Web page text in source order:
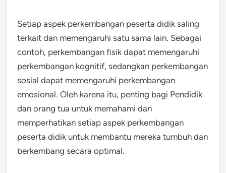
Setiap aspek perkembangan peserta didik saling
terkait dan memengaruhi satu sama lain. Sebagai
contoh, perkembangan fisik dapat memengaruhi
perkembangan kognitif, sedangkan perkembangan
sosial dapat memengaruhi perkembangan
emosional. Oleh karena itu, penting bagi Pendidik
dan orang tua untuk memahami dan
memperhatikan setiap aspek perkembangan
peserta didik untuk membantu mereka tumbuh dan
berkembang secara optimal.